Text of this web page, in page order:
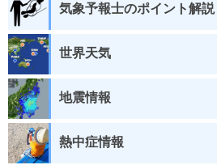
気象予報士のポイント解説
世界天気
地震情報
熱中症情報